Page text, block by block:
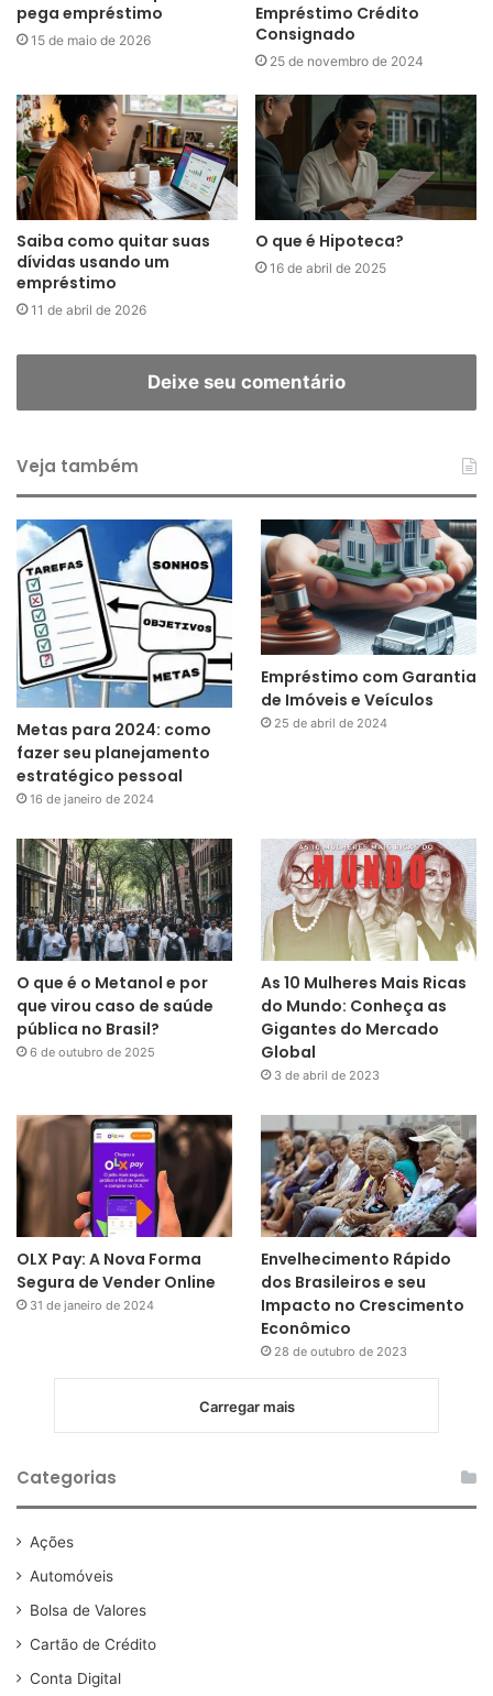
pega empréstimo
15 de maio de 2026
Empréstimo Crédito
Consignado
25 de novembro de 2024
Saiba como quitar suas
dívidas usando um
empréstimo
11 de abril de 2026
O que é Hipoteca?
16 de abril de 2025
Deixe seu comentário
Veja também
Metas para 2024: como
fazer seu planejamento
estratégico pessoal
16 de janeiro de 2024
Empréstimo com Garantia
de Imóveis e Veículos
25 de abril de 2024
O que é o Metanol e por
que virou caso de saúde
pública no Brasil?
6 de outubro de 2025
As 10 Mulheres Mais Ricas
do Mundo: Conheça as
Gigantes do Mercado
Global
3 de abril de 2023
OLX Pay: A Nova Forma
Segura de Vender Online
31 de janeiro de 2024
Envelhecimento Rápido
dos Brasileiros e seu
Impacto no Crescimento
Econômico
28 de outubro de 2023
Carregar mais
Categorias
Ações
Automóveis
Bolsa de Valores
Cartão de Crédito
Conta Digital